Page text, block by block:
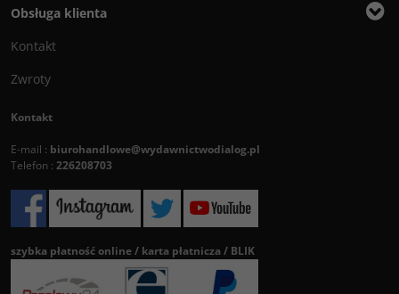
Obsługa klienta
Kontakt
Zwroty
Kontakt
E-mail : biurohandlowe@wydawnictwodialog.pl
Telefon : 226208703
szybka płatność online / karta płatnicza / BLIK